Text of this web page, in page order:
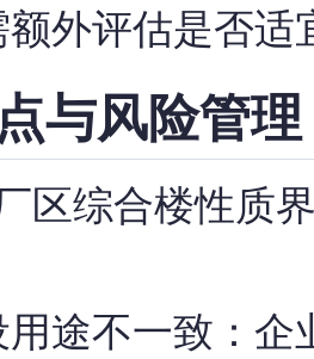
外评估是否
与风险管理
区综合楼性质
用途不一致：